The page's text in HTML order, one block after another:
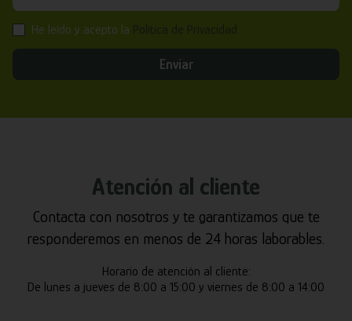
He leído y acepto la
Enviar
Atención al cliente
Contacta con nosotros y te garantizamos que te
responderemos en menos de 24 horas laborables.
Horario de atención al cliente:
De lunes a jueves de 8:00 a 15:00 y viernes de 8:00 a 14:00